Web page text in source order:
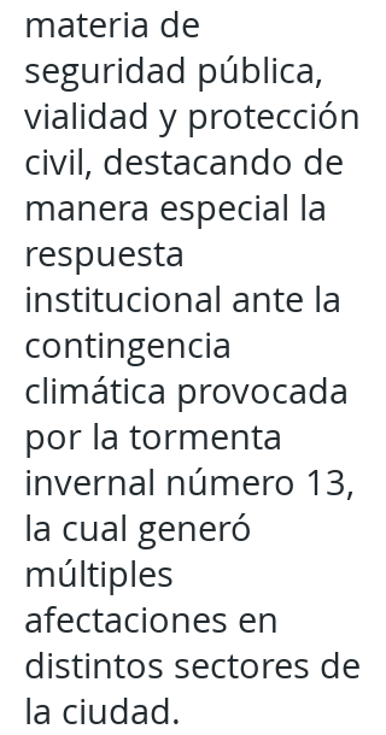
materia de
seguridad pública,
vialidad y protección
civil, destacando de
manera especial la
respuesta
institucional ante la
contingencia
climática provocada
por la tormenta
invernal número 13,
la cual generó
múltiples
afectaciones en
distintos sectores de
la ciudad.